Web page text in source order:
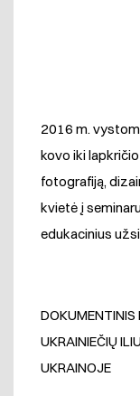
2016 m.
kovo iki
fotografiją,
kvietė į
edukacinius
DOKUMENTINIS
UKRAINIEČIŲ
UKRAINOJE